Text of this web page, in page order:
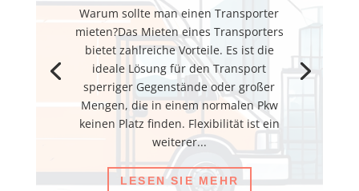
Warum sollte man einen Transporter
mieten?Das Mieten eines Transporters
bietet zahlreiche Vorteile. Es ist die
ideale Lösung für den Transport
sperriger Gegenstände oder großer
Mengen, die in einem normalen Pkw
keinen Platz finden. Flexibilität ist ein
weiterer...
LESEN SIE MEHR